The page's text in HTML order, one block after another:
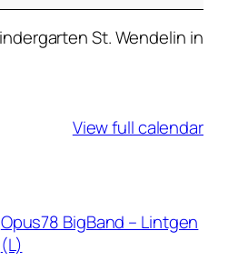
St. Wendelin in
View full calendar
Opus78 BigBand – Lintgen
(L)